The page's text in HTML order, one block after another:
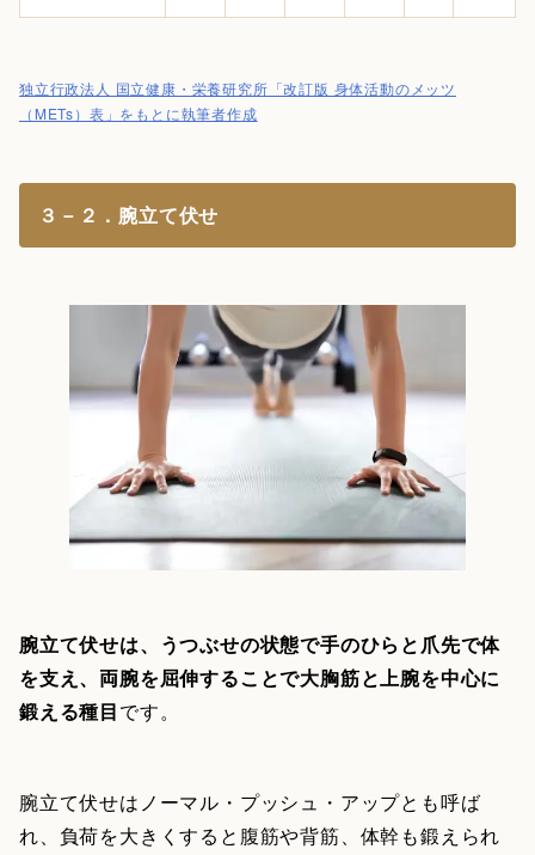
独立行政法人 国立健康・栄養研究所「改訂版 身体活動のメッツ
（METs）表」をもとに執筆者作成
３－２．腕立て伏せ
腕立て伏せは、うつぶせの状態で手のひらと爪先で体
を支え、両腕を屈伸することで大胸筋と上腕を中心に
鍛える種目です。
腕立て伏せはノーマル・プッシュ・アップとも呼ば
れ、負荷を大きくすると腹筋や背筋、体幹も鍛えられ